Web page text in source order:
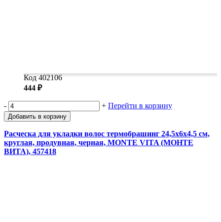
Код 402106
444 ₽
- + Перейти в корзину
Добавить в корзину
Расческа для укладки волос термобрашинг 24,5х6х4,5 см,
круглая, продувная, черная, MONTE VITA (МОНТЕ
ВИТА), 457418